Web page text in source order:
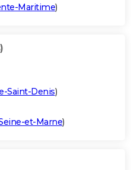
Maritime)
Saint-Denis)
et-Marne)